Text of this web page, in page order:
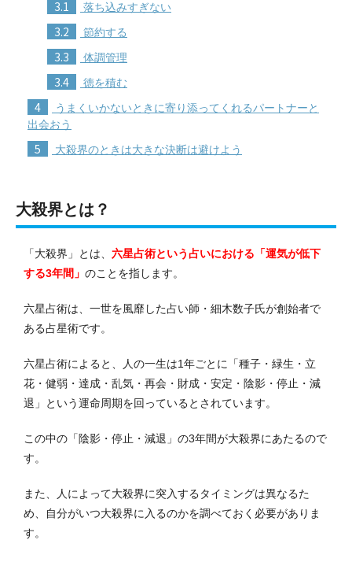
3.1 落ち込みすぎない
3.2 節約する
3.3 体調管理
3.4 徳を積む
4
うまくいかないときに寄り添ってくれるパートナーと
出会おう
5 大殺界のときは大きな決断は避けよう
大殺界とは？
「大殺界」とは、 六星占術という占いにおける「運気が低下
する3年間」 のことを指します。
六星占術は、一世を風靡した占い師・細木数子氏が創始者で
ある占星術です。
六星占術によると、人の一生は1年ごとに「種子・緑生・立
花・健弱・達成・乱気・再会・財成・安定・陰影・停止・減
退」という運命周期を回っているとされています。
この中の「陰影・停止・減退」の3年間が大殺界にあたるので
す。
また、人によって大殺界に突入するタイミングは異なるた
め、自分がいつ大殺界に入るのかを調べておく必要がありま
す。